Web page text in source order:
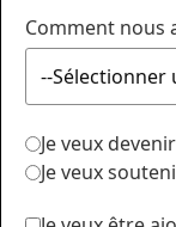
Comment nous
Je veux
Je veux